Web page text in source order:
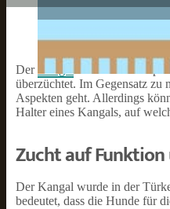
Der
ist eine sehr
überzüchtet. Im Gegensatz zu
Aspekten geht. Allerdings
Halter eines Kangals, auf
Zucht auf
Der Kangal wurde in der
bedeutet, dass die Hunde für